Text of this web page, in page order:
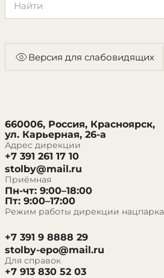
Версия для слабовидящих
660006, Россия, Красноярск,
ул. Карьерная, 26-а
Адрес дирекции
+7 391 261 17 10
stolby@mail.ru
Приёмная
Пн-чт: 9:00–18:00
Пт: 9:00–17:00
Режим работы дирекции нацпарка
+7 391 9 8888 29
stolby-epo@mail.ru
Для справок
+7 913 830 52 03